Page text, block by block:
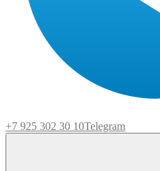
+7 925 302 30 10Telegram